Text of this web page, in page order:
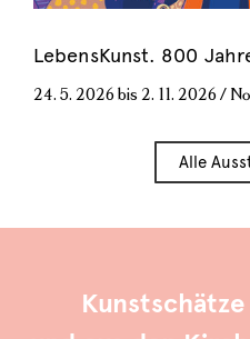
LebensKunst. 800
24. 5. 2026bis 2. 11. 2026/
Alle